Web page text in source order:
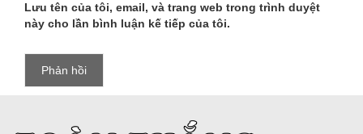
Lưu tên của tôi, email, và trang web trong trình duyệt
này cho lần bình luận kế tiếp của tôi.